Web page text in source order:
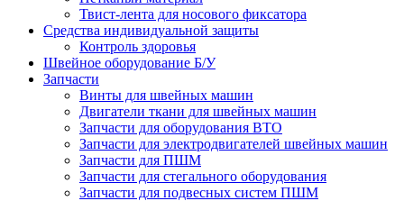
Твист-лента для носового фиксатора
Средства индивидуальной защиты
Контроль здоровья
Швейное оборудование Б/У
Запчасти
Винты для швейных машин
Двигатели ткани для швейных машин
Запчасти для оборудования ВТО
Запчасти для электродвигателей швейных машин
Запчасти для ПШМ
Запчасти для стегального оборудования
Запчасти для подвесных систем ПШМ